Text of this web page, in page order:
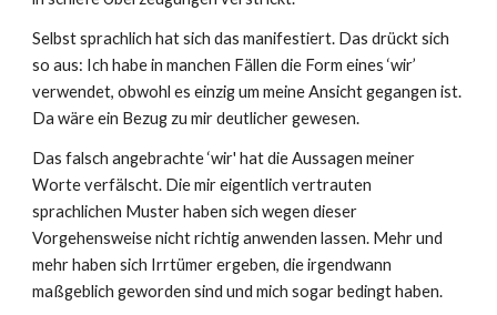
Selbst sprachlich hat sich das manifestiert. Das drückt sich
so aus: Ich habe in manchen Fällen die Form eines ‘wir’
verwendet, obwohl es einzig um meine Ansicht gegangen ist.
Da wäre ein Bezug zu mir deutlicher gewesen.
Das falsch angebrachte ‘wir' hat die Aussagen meiner
Worte verfälscht. Die mir eigentlich vertrauten
sprachlichen Muster haben sich wegen dieser
Vorgehensweise nicht richtig anwenden lassen. Mehr und
mehr haben sich Irrtümer ergeben, die irgendwann
maßgeblich geworden sind und mich sogar bedingt haben.